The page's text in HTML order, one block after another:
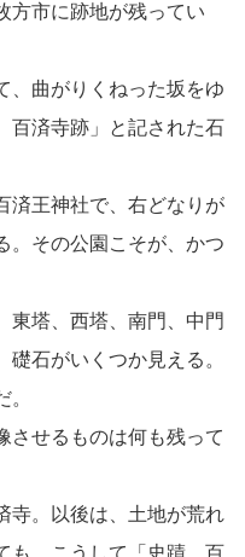
方市に跡地が残ってい
、曲がりくねった坂をゆ
済寺跡」と記された石
済王神社で、右どなりが
。その公園こそが、かつ
東塔、西塔、南門、中門
石がいくつか見える。
させるものは何も残って
寺。以後は、土地が荒れ